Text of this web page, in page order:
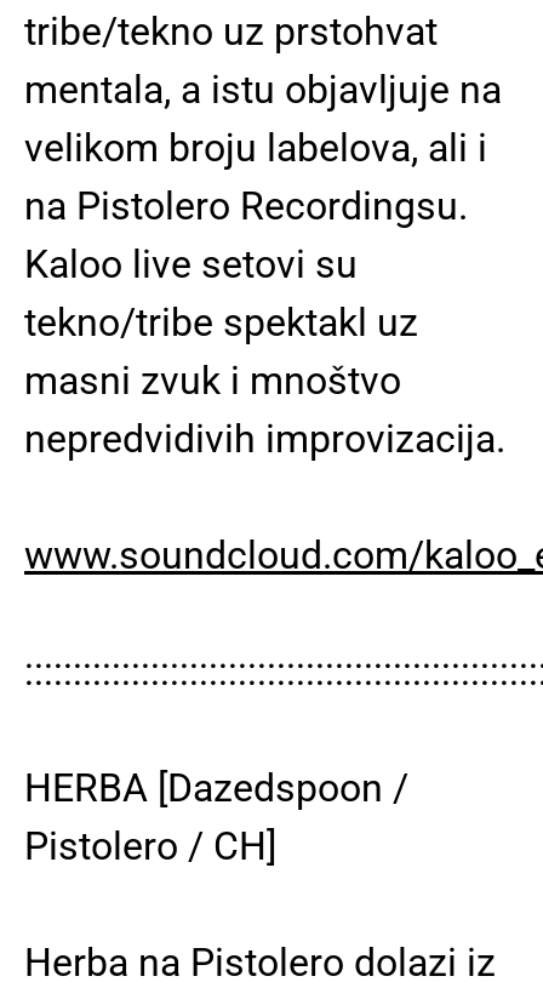
tribe/tekno uz prstohvat
mentala, a istu objavljuje na
velikom broju labelova, ali i
na Pistolero Recordingsu.
Kaloo live setovi su
tekno/tribe spektakl uz
masni zvuk i mnoštvo
nepredvidivih improvizacija.
www.soundcloud.com/
HERBA [Dazedspoon /
Pistolero / CH]
Herba na Pistolero dolazi iz